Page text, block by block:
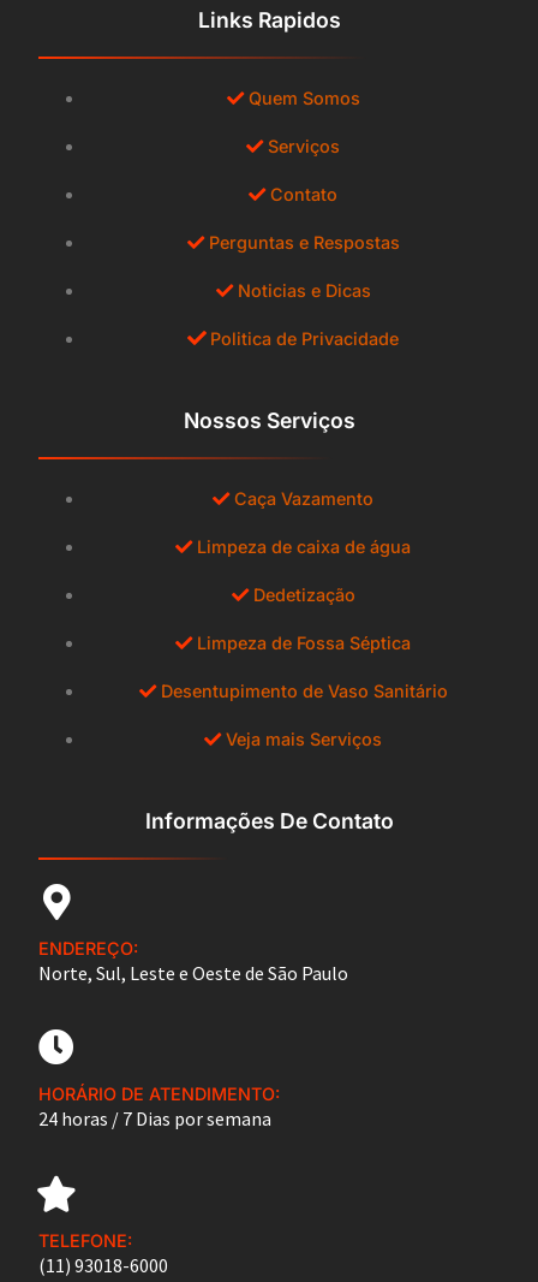
Links Rapidos
Quem Somos
Serviços
Contato
Perguntas e Respostas
Noticias e Dicas
Politica de Privacidade
Nossos Serviços
Caça Vazamento
Limpeza de caixa de água
Dedetização
Limpeza de Fossa Séptica
Desentupimento de Vaso Sanitário
Veja mais Serviços
Informações De Contato
ENDEREÇO:
Norte, Sul, Leste e Oeste de São Paulo
HORÁRIO DE ATENDIMENTO:
24 horas / 7 Dias por semana
TELEFONE:
(11) 93018-6000